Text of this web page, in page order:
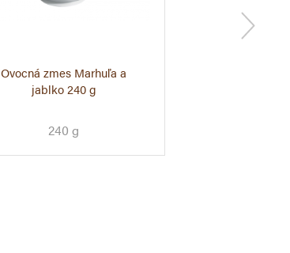
Ovocná zmes Marhuľa a
jablko 240 g
240 g